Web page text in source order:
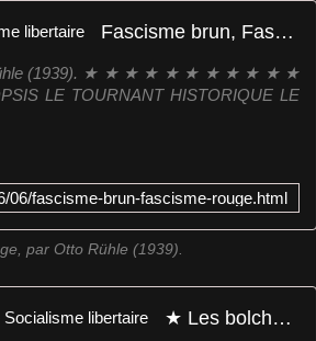
Fascisme brun, Fascisme rouge - Socialisme libertaire
Rühle (1939). ★ ★ ★ ★ ★ ★ ★ ★ ★ ★ ★
LE TOURNANT HISTORIQUE LE
06/fascisme-brun-fascisme-rouge.html
par Otto Rühle (1939).
★ Les bolcheviques tuent les anarchistes - Socialisme libertaire